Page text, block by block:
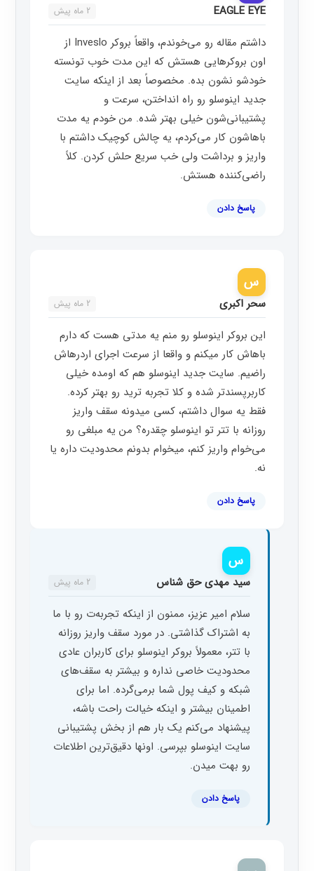
EAGLE EYE 2 ماه پیش
داشتم مقاله رو می‌خوندم، واقعاً بروکر Inveslo از
اون بروکرهایی هستش که این مدت خوب تونسته
خودشو نشون بده. مخصوصاً بعد از اینکه سایت
جدید اینوسلو رو راه انداختن، سرعت و
پشتیبانی‌شون خیلی بهتر شده. من خودم یه مدت
باهاشون کار می‌کردم، یه چالش کوچیک داشتم با
واریز و برداشت ولی خب سریع حلش کردن. کلاً
راضی‌کننده هستش.
پاسخ دادن
س
سحر اکبری 2 ماه پیش
این بروکر اینوسلو رو منم یه مدتی هست که دارم
باهاش کار میکنم و واقعا از سرعت اجرای اردرهاش
راضیم. سایت جدید اینوسلو هم که اومده خیلی
کاربرپسندتر شده و کلا تجربه ترید رو بهتر کرده.
فقط یه سوال داشتم، کسی میدونه سقف واریز
روزانه با تتر تو اینوسلو چقدره؟ من یه مبلغی رو
می‌خوام واریز کنم، میخوام بدونم محدودیت داره یا
نه.
پاسخ دادن
س
سید مهدی حق شناس 2 ماه پیش
سلام امیر عزیز، ممنون از اینکه تجربه‌ت رو با ما
به اشتراک گذاشتی. در مورد سقف واریز روزانه
با تتر، معمولاً بروکر اینوسلو برای کاربران عادی
محدودیت خاصی نداره و بیشتر به سقف‌های
شبکه و کیف پول شما برمی‌گرده. اما برای
اطمینان بیشتر و اینکه خیالت راحت باشه،
پیشنهاد می‌کنم یک بار هم از بخش پشتیبانی
سایت اینوسلو بپرسی. اونها دقیق‌ترین اطلاعات
رو بهت میدن.
پاسخ دادن